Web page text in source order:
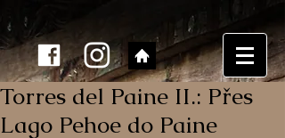
Torres del Paine II.: Přes
Lago Pehoe do Paine